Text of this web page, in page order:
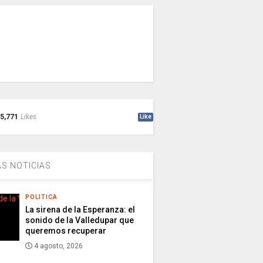
5,771 Likes Like
NOTICIAS
POLITICA
La sirena de la Esperanza: el
sonido de la Valledupar que
queremos recuperar
4 agosto, 2026